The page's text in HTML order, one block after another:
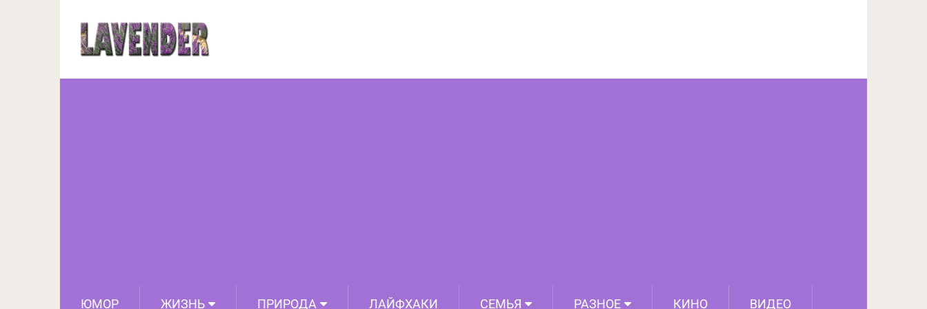
ЮМОР ЖИЗНЬ ПРИРОДА ЛАЙФХАКИ СЕМЬЯ РАЗНОЕ КИНО ВИДЕО
Закусочные маффины. Рецепт этого блюда будут
выпрашивать все, а готовить его всего 15 минут